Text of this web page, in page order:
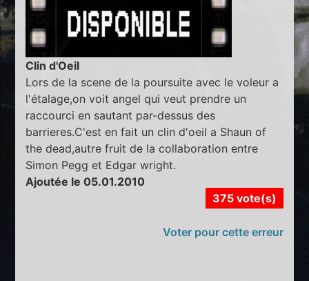
Clin d'Oeil
Lors de la scene de la poursuite avec le voleur a
l'étalage,on voit angel qui veut prendre un
raccourci en sautant par-dessus des
barrieres.C'est en fait un clin d'oeil a Shaun of
the dead,autre fruit de la collaboration entre
Simon Pegg et Edgar wright.
Ajoutée le 05.01.2010
375 vote(s)
Voter pour cette erreur